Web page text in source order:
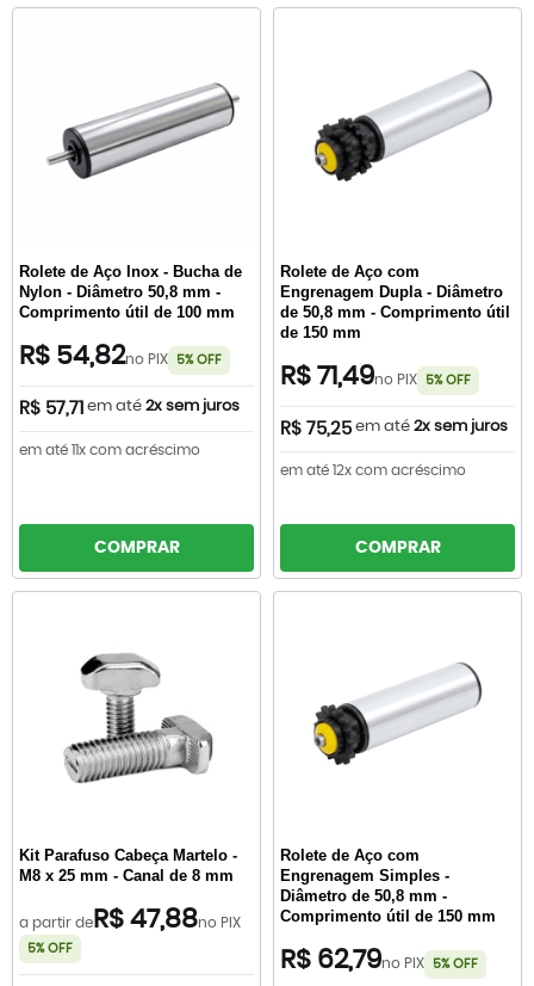
Rolete de Aço Inox - Bucha de
Nylon - Diâmetro 50,8 mm -
Comprimento útil de 100 mm
R$ 54,82no PIX 5% OFF
R$ 57,71 em até 2x sem juros
em até 11x com acréscimo
COMPRAR
Rolete de Aço com
Engrenagem Dupla - Diâmetro
de 50,8 mm - Comprimento útil
de 150 mm
R$ 71,49no PIX 5% OFF
R$ 75,25 em até 2x sem juros
em até 12x com acréscimo
COMPRAR
Kit Parafuso Cabeça Martelo -
M8 x 25 mm - Canal de 8 mm
a partir de R$ 47,88no PIX
5% OFF
Rolete de Aço com
Engrenagem Simples -
Diâmetro de 50,8 mm -
Comprimento útil de 150 mm
R$ 62,79no PIX 5% OFF